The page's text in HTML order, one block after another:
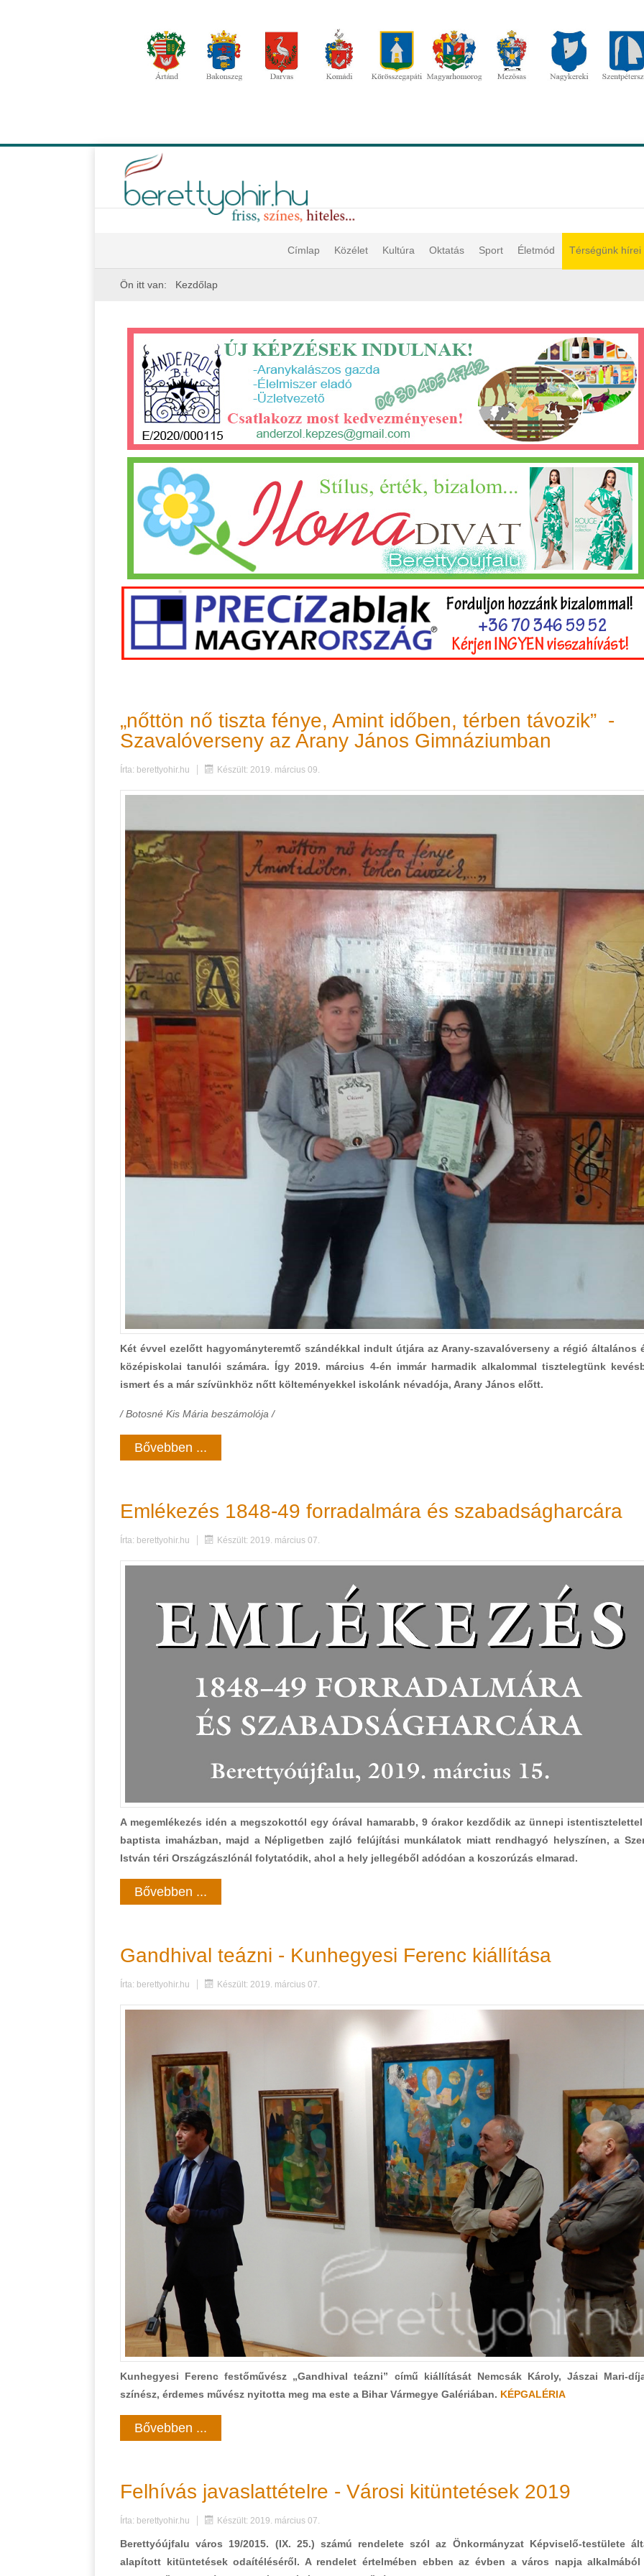
Címlap Közélet Kultúra Oktatás Sport Életmód Térségünk hírei
Ön itt van: Kezdőlap
„nőttön nő tiszta fénye, Amint időben, térben távozik” -
Szavalóverseny az Arany János Gimnáziumban
Írta: berettyohir.hu Készült: 2019. március 09.
Két évvel ezelőtt hagyományteremtő szándékkal indult útjára az Arany-szavalóverseny a régió általános
középiskolai tanulói számára. Így 2019. március 4-én immár harmadik alkalommal tisztelegtünk
ismert és a már szívünkhöz nőtt költeményekkel iskolánk névadója, Arany János előtt.
/ Botosné Kis Mária beszámolója /
Bővebben ...
Emlékezés 1848-49 forradalmára és szabadságharcára
Írta: berettyohir.hu Készült: 2019. március 07.
A megemlékezés idén a megszokottól egy órával hamarabb, 9 órakor kezdődik az ünnepi
baptista imaházban, majd a Népligetben zajló felújítási munkálatok miatt rendhagyó helyszínen, a
István téri Országzászlónál folytatódik, ahol a hely jellegéből adódóan a koszorúzás elmarad.
Bővebben ...
Gandhival teázni - Kunhegyesi Ferenc kiállítása
Írta: berettyohir.hu Készült: 2019. március 07.
Kunhegyesi Ferenc festőművész „Gandhival teázni” című kiállítását Nemcsák Károly, Jászai Mari-
színész, érdemes művész nyitotta meg ma este a Bihar Vármegye Galériában. KÉPGALÉRIA
Bővebben ...
Felhívás javaslattételre - Városi kitüntetések 2019
Írta: berettyohir.hu Készült: 2019. március 07.
Berettyóújfalu város 19/2015. (IX. 25.) számú rendelete szól az Önkormányzat Képviselő-testülete
alapított kitüntetések odaítéléséről. A rendelet értelmében ebben az évben a város napja alkalmából